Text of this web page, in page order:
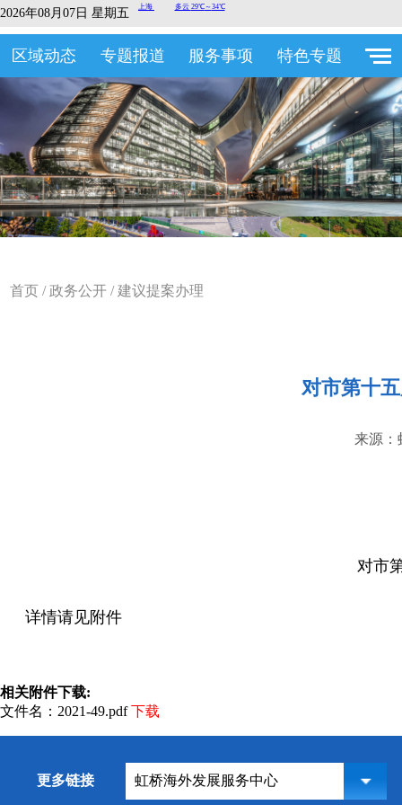
2026年08月07日 星期五
区域动态 专题报道 服务事项 特色专题
首页 /政务公开 /建议提案办理
对市第十
来源：
对市
详情请见附件
相关附件下载:
文件名：2021-49.pdf 下载
更多链接